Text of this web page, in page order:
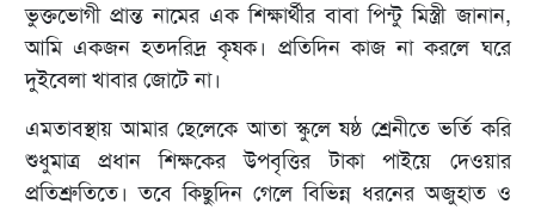
ভুক্তভোগী প্রান্ত নামের এক শিক্ষার্থীর বাবা পিন্টু মিস্ত্রী জানান,
আমি একজন হতদরিদ্র কৃষক। প্রতিদিন কাজ না করলে ঘরে
দুইবেলা খাবার জোটে না।
এমতাবস্থায় আমার ছেলেকে আতা স্কুলে ষষ্ঠ শ্রেনীতে ভর্তি করি
শুধুমাত্র প্রধান শিক্ষকের উপবৃত্তির টাকা পাইয়ে দেওয়ার
প্রতিশ্রুতিতে। তবে কিছুদিন গেলে বিভিন্ন ধরনের অজুহাত ও